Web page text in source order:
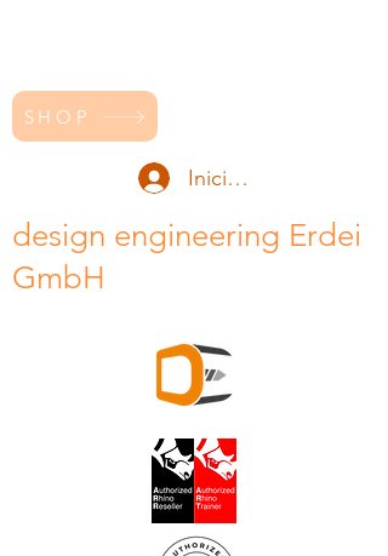
SHOP
Iniciar sesión
design engineering Erdei
GmbH